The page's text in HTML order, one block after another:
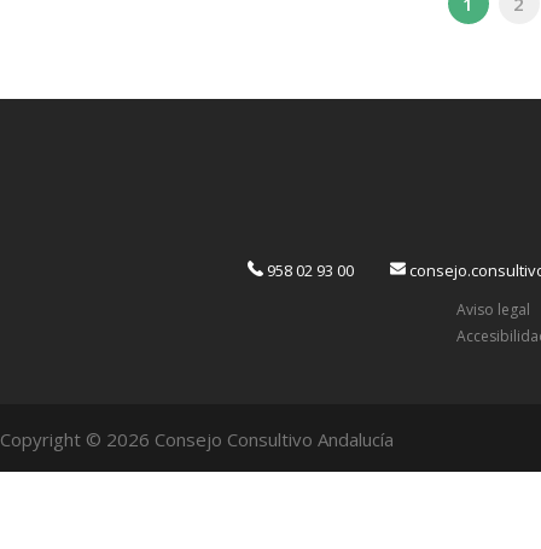
958 02 93 00
Aviso legal
Copyright © 2026 Consejo Consultivo Andalucía